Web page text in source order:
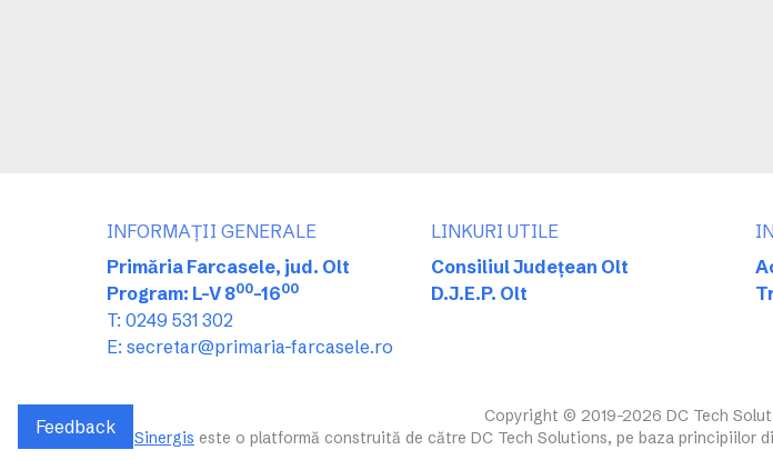
INFORMAȚII GENERALE
Primăria Farcasele, jud. Olt
Program: L-V 800-1600
T: 0249 531 302
E: secretar@primaria-farcasele.ro
LINKURI UTILE
Consiliul Județean Olt
D.J.E.P. Olt
Copyright © 2019-2026 DC Tech
Sinergis este o platformă construită de către DC Tech Solutions, pe baza
Feedback